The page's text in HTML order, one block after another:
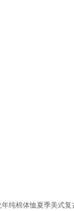
纯棉体恤夏季美式